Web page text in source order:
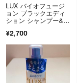
LUX バイオフュージ
ョン ブラックエディ
ション シャンプー&コ
¥2,700